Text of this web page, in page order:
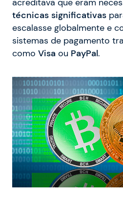
acreditava que eram
técnicas significativas
escalasse globalmente e
sistemas de pagamento
como Visa ou PayPal.